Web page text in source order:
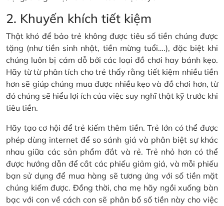
2. Khuyến khích tiết kiệm
Thật khó để bảo trẻ không được tiêu số tiền chúng được
tặng (như tiền sinh nhật, tiền mừng tuổi….), đặc biệt khi
chúng luôn bị cám dỗ bởi các loại đồ chơi hay bánh kẹo.
Hãy từ từ phân tích cho trẻ thấy rằng tiết kiệm nhiều tiền
hơn sẽ giúp chúng mua được nhiều kẹo và đồ chơi hơn, từ
đó chúng sẽ hiểu lợi ích của việc suy nghĩ thật kỹ trước khi
tiêu tiền.
Hãy tạo cơ hội để trẻ kiếm thêm tiền. Trẻ lớn có thể được
phép dùng internet để so sánh giá và phân biệt sự khác
nhau giữa các sản phẩm đắt và rẻ. Trẻ nhỏ hơn có thể
được hướng dẫn để cắt các phiếu giảm giá, và mỗi phiếu
bạn sử dụng để mua hàng sẽ tương ứng với số tiền mặt
chúng kiếm được. Đồng thời, cha mẹ hãy ngồi xuống bàn
bạc với con về cách con sẽ phân bổ số tiền này cho việc